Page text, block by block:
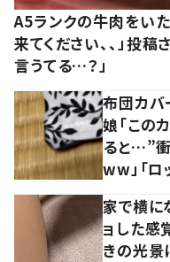
A5ランクの牛肉をい
来てください、、」投
言うてる…？」
布団カバ
娘「この
ると…”
ww」「
家で横に
ョした感
きの光景